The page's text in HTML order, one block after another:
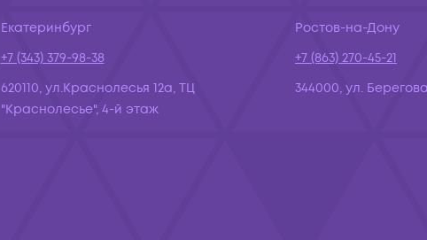
Екатеринбург
+7 (343) 379-98-38
620110, ул.Краснолесья 12а, ТЦ
"Краснолесье", 4-й этаж
Ростов-на-Дону
+7 (863) 270-45-21
344000, ул.